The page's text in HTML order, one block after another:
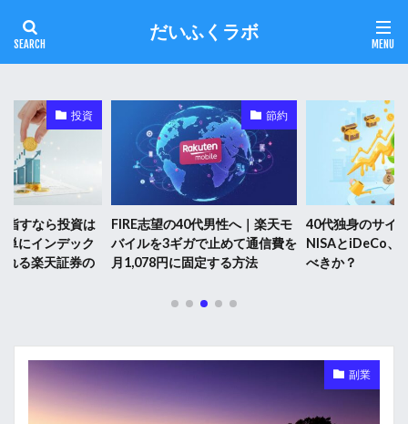
だいふくラボ
投資
指すなら投資は
単にインデック
れる楽天証券の
節約
FIRE志望の40代男性へ｜楽天モ
バイルを3ギガで止めて通信費を
月1,078円に固定する方法
40代独身のサイ
NISAとiDeCo、
べきか？
副業